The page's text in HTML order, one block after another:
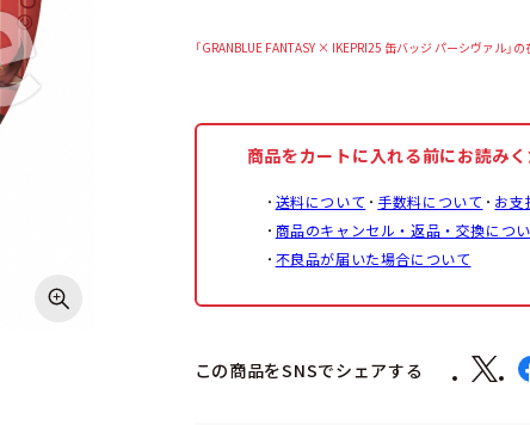
「GRANBLUE FANTASY × IKEPRI25 缶バッジ パーシヴァル」
商品をカートに入れる前にお読みく
送料について 手数料について
お支
商品のキャンセル・返品・交換につ
不良品が届いた場合について
この商品をSNSでシェアする